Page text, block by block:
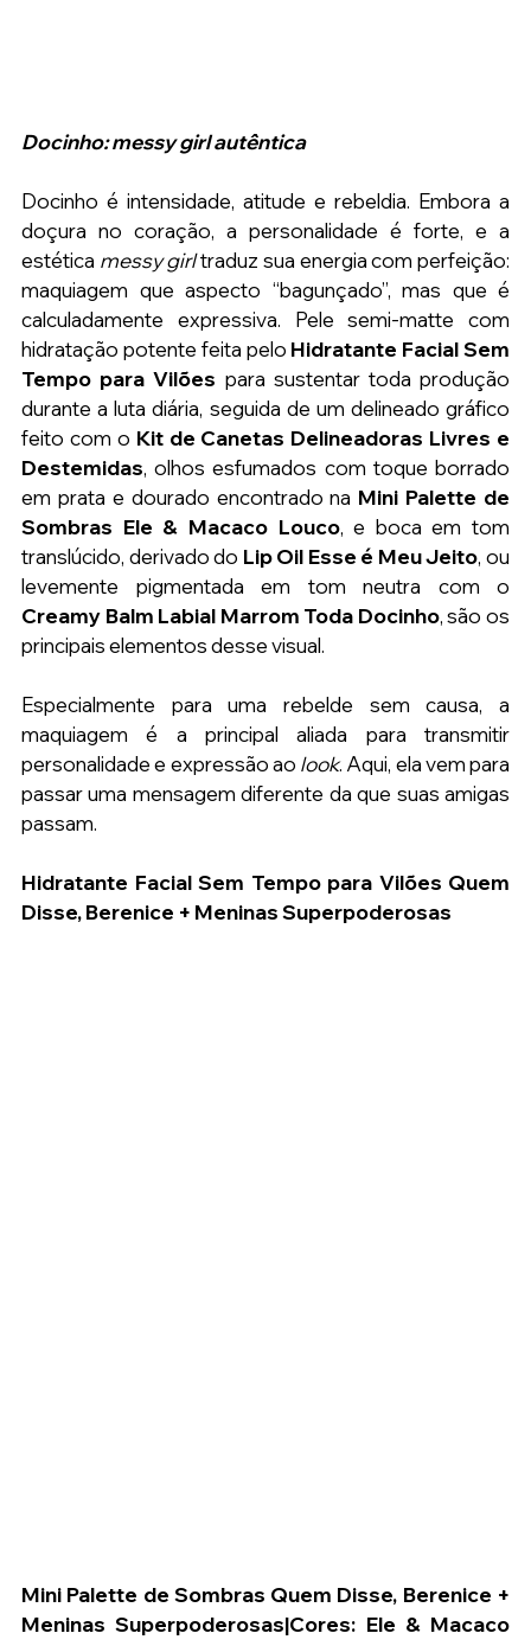
Docinho: messy girl autêntica
Docinho é intensidade, atitude e rebeldia. Embora a
doçura no coração, a personalidade é forte, e a
estética messy girl traduz sua energia com perfeição:
maquiagem que aspecto “bagunçado”, mas que é
calculadamente expressiva. Pele semi-matte com
hidratação potente feita pelo Hidratante Facial Sem
Tempo para Vilões para sustentar toda produção
durante a luta diária, seguida de um delineado gráfico
feito com o Kit de Canetas Delineadoras Livres e
Destemidas, olhos esfumados com toque borrado
em prata e dourado encontrado na Mini Palette de
Sombras Ele & Macaco Louco, e boca em tom
translúcido, derivado do Lip Oil Esse é Meu Jeito, ou
levemente pigmentada em tom neutra com o
Creamy Balm Labial Marrom Toda Docinho, são os
principais elementos desse visual.
Especialmente para uma rebelde sem causa, a
maquiagem é a principal aliada para transmitir
personalidade e expressão ao look. Aqui, ela vem para
passar uma mensagem diferente da que suas amigas
passam.
Hidratante Facial Sem Tempo para Vilões Quem
Disse, Berenice + Meninas Superpoderosas
Mini Palette de Sombras Quem Disse, Berenice +
Meninas Superpoderosas|Cores: Ele & Macaco